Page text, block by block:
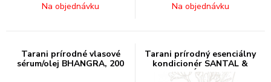
Na objednávku Na objednávku
Tarani prírodné vlasové
sérum/olej BHANGRA, 200
Tarani prírodný esenciálny
kondicionér SANTAL &
JAZMÍN, 200 g